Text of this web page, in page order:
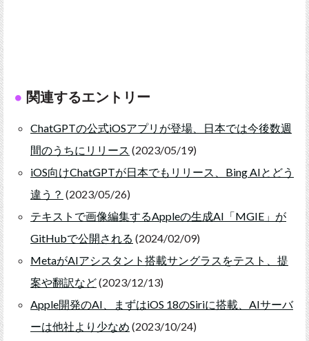
関連するエントリー
ChatGPTの公式iOSアプリが登場、日本では今後数週
間のうちにリリース (2023/05/19)
iOS向けChatGPTが日本でもリリース、Bing AIとどう
違う？ (2023/05/26)
テキストで画像編集するAppleの生成AI「MGIE」が
GitHubで公開される (2024/02/09)
MetaがAIアシスタント搭載サングラスをテスト、提
案や翻訳など(2023/12/13)
Apple開発のAI、まずはiOS 18のSiriに搭載、AIサーバ
ーは他社より少なめ (2023/10/24)